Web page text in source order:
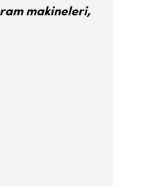
makineleri,